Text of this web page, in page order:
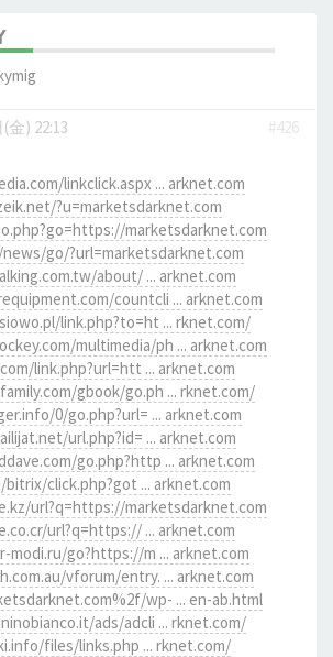
金) 22:13
#426
linkclick.aspx ... arknet.com
?u=marketsdarknet.com
marketsdarknet.com
go/?url=marketsdarknet.com
about/ ... arknet.com
countcli ... arknet.com
link.php?to=ht ... rknet.com/
multimedia/ph ... arknet.com
link.php?url=htt ... arknet.com
gbook/go.ph ... rknet.com/
0/go.php?url= ... arknet.com
url.php?id= ... arknet.com
go.php?http ... arknet.com
click.php?got ... arknet.com
url?q=https://marketsdarknet.com
url?q=https:// ... arknet.com
go?https://m ... arknet.com
vforum/entry. ... arknet.com
wp- ... en-ab.html
ads/adcli ... rknet.com/
files/links.php ... rknet.com/